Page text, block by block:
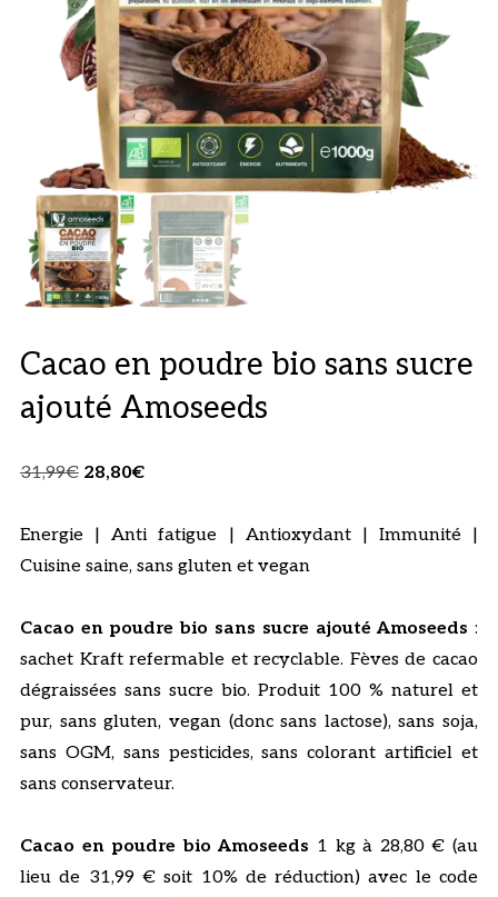
Cacao en poudre bio sans sucre
ajouté Amoseeds
31,99€ Le
initial
était :
28,80€Le
actuel
est :
Energie | Anti fatigue | Antioxydant | Immunité |
Cuisine saine, sans gluten et vegan
Cacao en poudre bio sans sucre ajouté Amoseeds :
sachet Kraft refermable et recyclable. Fèves de cacao
dégraissées sans sucre bio. Produit 100 % naturel et
pur, sans gluten, vegan (donc sans lactose), sans soja,
sans OGM, sans pesticides, sans colorant artificiel et
sans conservateur.
Cacao en poudre bio Amoseeds 1 kg à 28,80 € (au
lieu de 31,99 € soit 10% de réduction) avec le code